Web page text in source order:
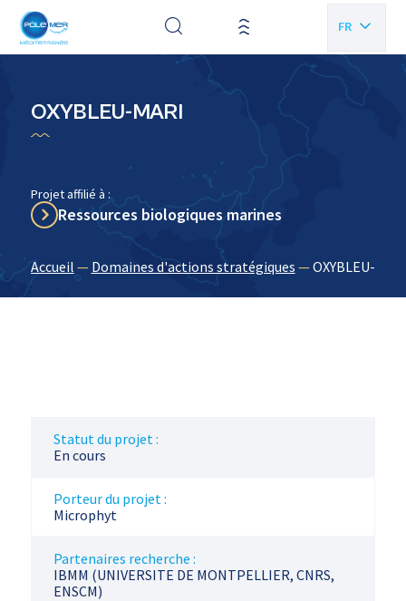
FR
OXYBLEU-MARI
Projet affilié à :
Ressources biologiques marines
Accueil — Domaines d'actions stratégiques —OXYBLEU-
Statut du projet :
En cours
Porteur du projet :
Microphyt
Partenaires recherche :
IBMM (UNIVERSITE DE MONTPELLIER, CNRS,
ENSCM)
Panneau de gestion des cookies